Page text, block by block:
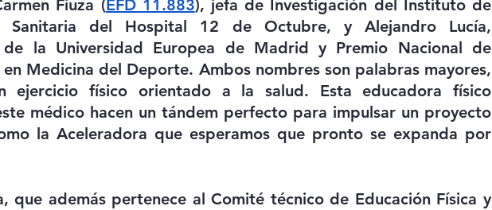
Fiuza (EFD 11.883), jefa de Investigación del Instituto de
Sanitaria del Hospital 12 de Octubre, y Alejandro Lucía,
de la Universidad Europea de Madrid y Premio Nacional de
Medicina del Deporte. Ambos nombres son palabras mayores,
ejercicio físico orientado a la salud. Esta educadora físico
médico hacen un tándem perfecto para impulsar un proyecto
la Aceleradora que esperamos que pronto se expanda por
que además pertenece al Comité técnico de Educación Física y